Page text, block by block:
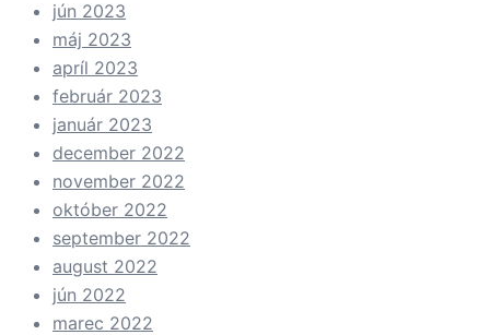
jún 2023
máj 2023
apríl 2023
február 2023
január 2023
december 2022
november 2022
október 2022
september 2022
august 2022
jún 2022
marec 2022